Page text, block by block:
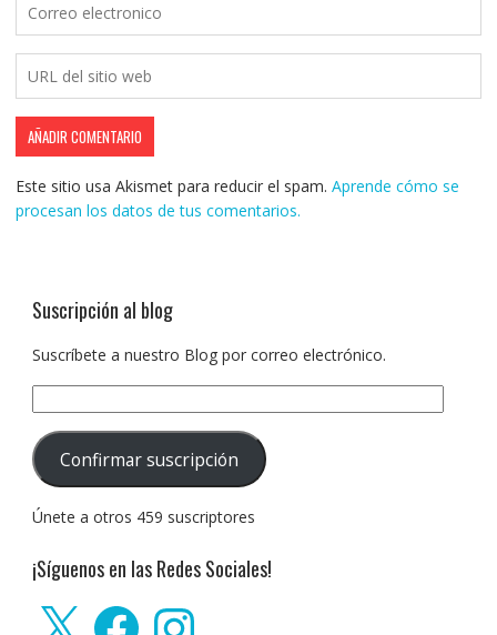
Este sitio usa Akismet para reducir el spam. Aprende cómo se
procesan los datos de tus comentarios.
Suscripción al blog
Suscríbete a nuestro Blog por correo electrónico.
correo
electrónico:
Confirmar suscripción
Únete a otros 459 suscriptores
¡Síguenos en las Redes Sociales!
FacebookInstagram